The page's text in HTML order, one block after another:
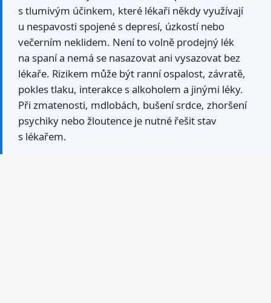
s tlumivým účinkem, které lékaři někdy využívají
u nespavosti spojené s depresí, úzkostí nebo
večerním neklidem. Není to volně prodejný lék
na spaní a nemá se nasazovat ani vysazovat bez
lékaře. Rizikem může být ranní ospalost, závratě,
pokles tlaku, interakce s alkoholem a jinými léky.
Při zmatenosti, mdlobách, bušení srdce, zhoršení
psychiky nebo žloutence je nutné řešit stav
s lékařem.